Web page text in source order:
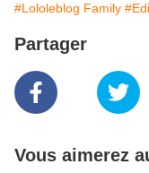
#Lololeblog Family
Partager
Vous aimerez